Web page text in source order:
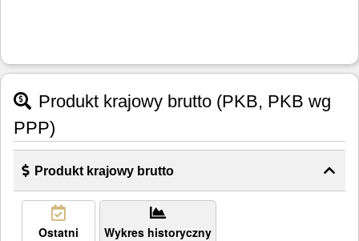
Produkt krajowy brutto (PKB, PKB wg
PPP)
Produkt krajowy brutto
Ostatni Wykres historyczny